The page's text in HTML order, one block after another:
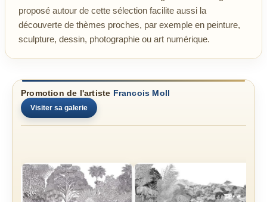
proposé autour de cette sélection facilite aussi la
découverte de thèmes proches, par exemple en peinture,
sculpture, dessin, photographie ou art numérique.
Promotion de l'artiste Francois Moll
Visiter sa galerie